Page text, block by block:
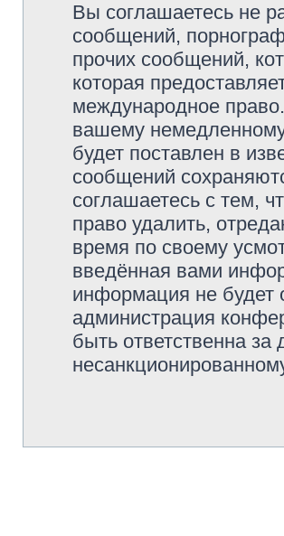
Вы соглашаетесь не
сообщений,
прочих сообщений,
которая
международное
вашему
будет поставлен в
сообщений
соглашаетесь с тем,
право удалить,
время по своему
введённая вами
информация не будет
администрация
быть ответственна за